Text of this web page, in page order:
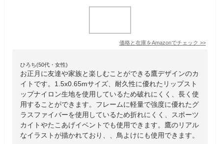
価格と在庫をAmazonでチェック >>
ひろち(50代・女性)
お正月に友達や家族と楽しむことができる鷹デザインのカ
イトです。1.5x0.65mサイズ、耐久性に優れたリップスト
ップナイロン生地を使用しているため破れにくく、長く使
用することができます。フレームに軽量で強度に優れたグ
ラスファイバーを使用しているため折れにくく、スポーツ
カイトやたこあげイベントでも使用できます。鷹のリアル
なイラストが描かれており、、鳥よけにも使用できます。